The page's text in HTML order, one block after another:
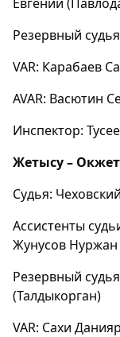
Резервный
VAR: Карабаев
AVAR: Васютин
Инспектор:
Жетысу –
Судья:
Ассистенты
Жунусов Нуржан
Резервный
(Талдыкорган)
VAR: Сахи